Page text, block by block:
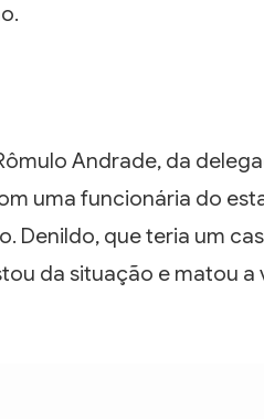
Andrade, da
uma funcionária do
Denildo, que teria um
da situação e matou a